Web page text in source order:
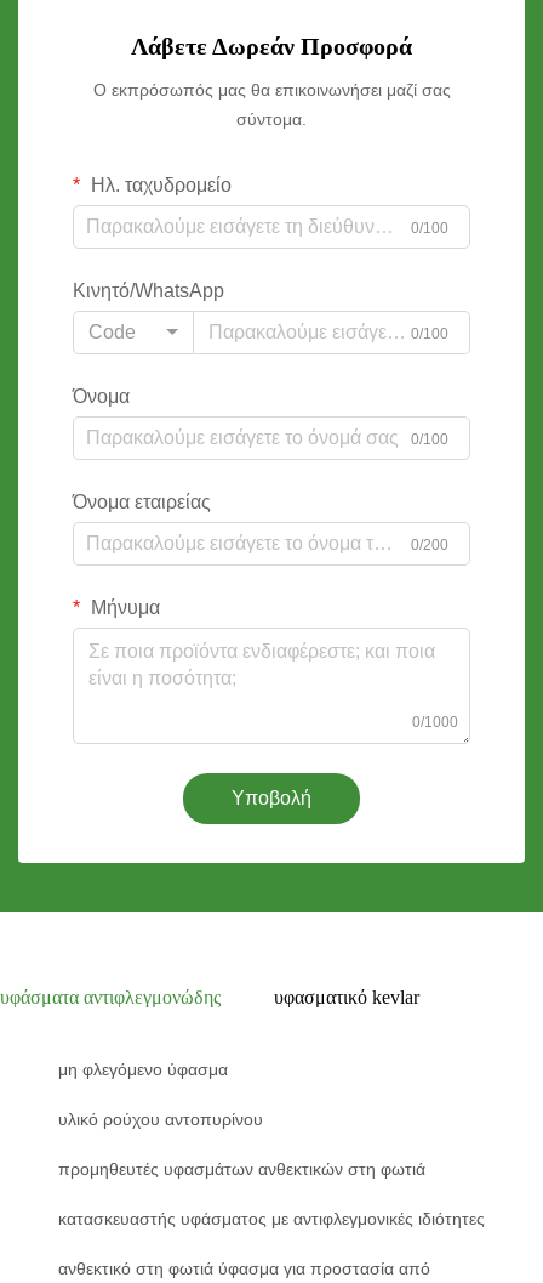
Λάβετε Δωρεάν Προσφορά
Ο εκπρόσωπός μας θα επικοινωνήσει μαζί σας
σύντομα.
Ηλ. ταχυδρομείο
0/100
Κινητό/WhatsApp
Code
0/100
Όνομα
0/100
Όνομα εταιρείας
0/200
Μήνυμα
0/1000
Υποβολή
υφάσματα αντιφλεγμονώδης υφασματικό kevlar
μη φλεγόμενο ύφασμα
υλικό ρούχου αντοπυρίνου
προμηθευτές υφασμάτων ανθεκτικών στη φωτιά
κατασκευαστής υφάσματος με αντιφλεγμονικές ιδιότητες
ανθεκτικό στη φωτιά ύφασμα για προστασία από